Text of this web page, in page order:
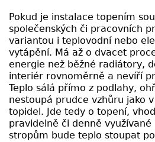
Pokud je instalace topením
společenských či pracovních
variantou i teplovodní nebo
vytápění. Má až o dvacet
energie než běžné radiátory,
interiér rovnoměrně a nevíří
Teplo sálá přímo z podlahy,
nestoupá prudce vzhůru jako
topidel. Jde tedy o topení,
pravidelně či denně využívané
stropům bude teplo stoupat